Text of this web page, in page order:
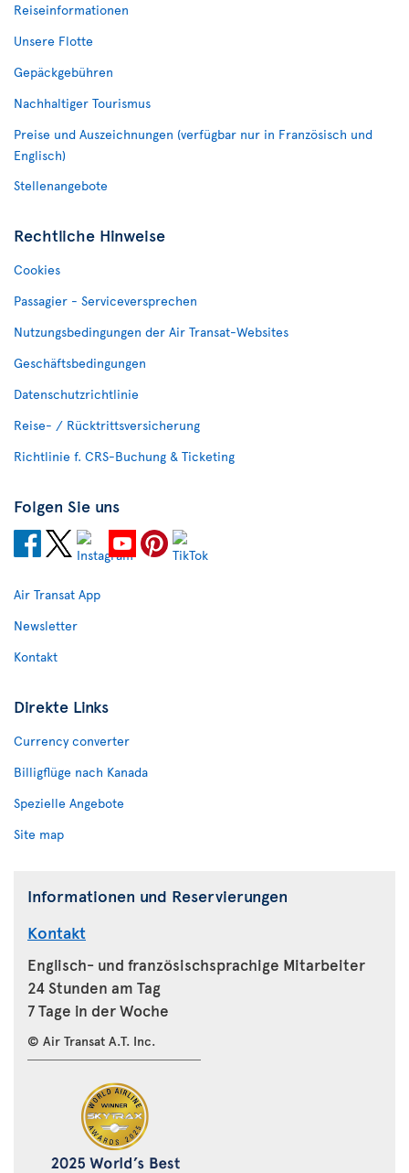
Reiseinformationen
Unsere Flotte
Gepäckgebühren
Nachhaltiger Tourismus
Preise und Auszeichnungen (verfügbar nur in Französisch und
Englisch)
Stellenangebote
Rechtliche Hinweise
Cookies
Passagier - Serviceversprechen
Nutzungsbedingungen der Air Transat-Websites
Geschäftsbedingungen
Datenschutzrichtlinie
Reise- / Rücktrittsversicherung
Richtlinie f. CRS-Buchung & Ticketing
Folgen Sie uns
Air Transat App
Newsletter
Kontakt
Direkte Links
Currency converter
Billigflüge nach Kanada
Spezielle Angebote
Site map
Informationen und Reservierungen
Kontakt
Englisch- und französischsprachige Mitarbeiter
24 Stunden am Tag
7 Tage in der Woche
© Air Transat A.T. Inc.